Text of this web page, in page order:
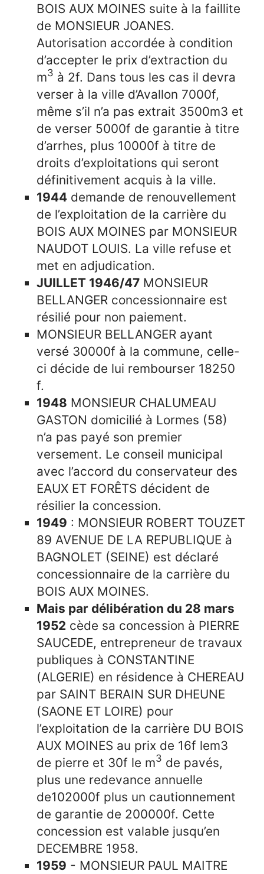
BOIS AUX MOINES suite à la faillite
de MONSIEUR JOANES.
Autorisation accordée à condition
d’accepter le prix d’extraction du
m3 à 2f. Dans tous les cas il devra
verser à la ville d’Avallon 7000f,
même s’il n’a pas extrait 3500m3 et
de verser 5000f de garantie à titre
d’arrhes, plus 10000f à titre de
droits d’exploitations qui seront
définitivement acquis à la ville.
1944 demande de renouvellement
de l’exploitation de la carrière du
BOIS AUX MOINES par MONSIEUR
NAUDOT LOUIS. La ville refuse et
met en adjudication.
JUILLET 1946/47 MONSIEUR
BELLANGER concessionnaire est
résilié pour non paiement.
MONSIEUR BELLANGER ayant
versé 30000f à la commune, celle-
ci décide de lui rembourser 18250
f.
1948 MONSIEUR CHALUMEAU
GASTON domicilié à Lormes (58)
n’a pas payé son premier
versement. Le conseil municipal
avec l’accord du conservateur des
EAUX ET FORÊTS décident de
résilier la concession.
1949 : MONSIEUR ROBERT TOUZET
89 AVENUE DE LA REPUBLIQUE à
BAGNOLET (SEINE) est déclaré
concessionnaire de la carrière du
BOIS AUX MOINES.
Mais par délibération du 28 mars
1952 cède sa concession à PIERRE
SAUCEDE, entrepreneur de travaux
publiques à CONSTANTINE
(ALGERIE) en résidence à CHEREAU
par SAINT BERAIN SUR DHEUNE
(SAONE ET LOIRE) pour
l’exploitation de la carrière DU BOIS
AUX MOINES au prix de 16f lem3
de pierre et 30f le m3 de pavés,
plus une redevance annuelle
de102000f plus un cautionnement
de garantie de 200000f. Cette
concession est valable jusqu’en
DECEMBRE 1958.
1959 - MONSIEUR PAUL MAITRE